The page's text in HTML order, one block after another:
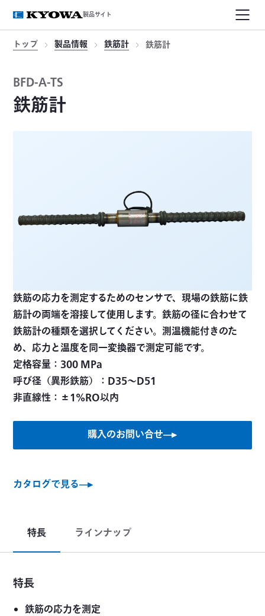
製品サイト
トップ 製品情報 鉄筋計 鉄筋計
BFD-A-TS
鉄筋計
鉄筋の応力を測定するためのセンサで、現場の鉄筋に鉄
筋計の両端を溶接して使用します。鉄筋の径に合わせて
鉄筋計の種類を選択してください。測温機能付きのた
め、応力と温度を同一変換器で測定可能です。
定格容量：300 MPa
呼び径（異形鉄筋）：D35～D51
非直線性：±1%RO以内
購入のお問い合せ
カタログで見る
特長 ラインナップ
特長
鉄筋の応力を測定